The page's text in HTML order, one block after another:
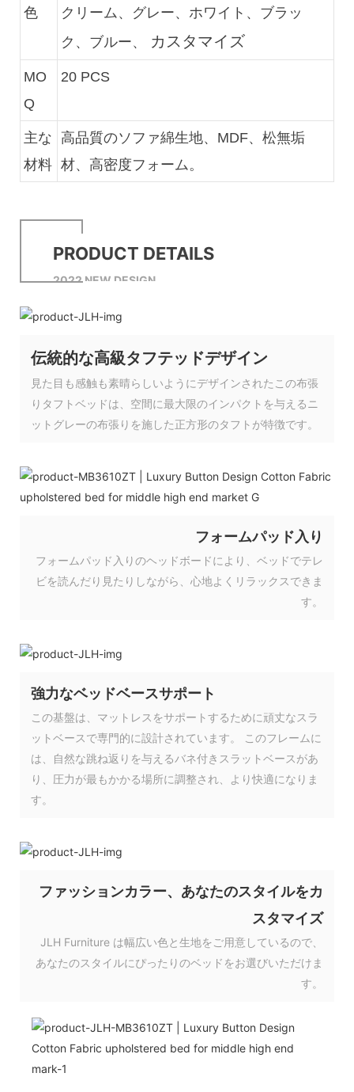
色
クリーム、グレー、ホワイト、ブラッ
ク、ブルー、 カスタマイズ
MO
Q
20 PCS
主な
材料
高品質のソファ綿生地、MDF、松無垢
材、高密度フォーム。
PRODUCT DETAILS
2022 NEW DESIGN
伝統的な高級タフテッドデザイン
見た目も感触も素晴らしいようにデザインされたこの布張
りタフトベッドは、空間に最大限のインパクトを与えるニ
ットグレーの布張りを施した正方形のタフトが特徴です。
フォームパッド入り
フォームパッド入りのヘッドボードにより、ベッドでテレ
ビを読んだり見たりしながら、心地よくリラックスできま
す。
強力なベッドベースサポート
この基盤は、マットレスをサポートするために頑丈なスラ
ットベースで専門的に設計されています。 このフレームに
は、自然な跳ね返りを与えるバネ付きスラットベースがあ
り、圧力が最もかかる場所に調整され、より快適になりま
す。
ファッションカラー、あなたのスタイルをカ
スタマイズ
JLH Furniture は幅広い色と生地をご用意しているので、
あなたのスタイルにぴったりのベッドをお選びいただけま
す。